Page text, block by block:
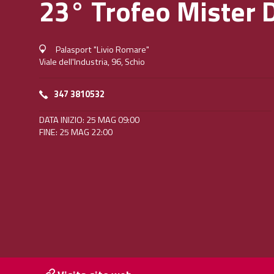
23° Trofeo Mister
Palasport "Livio Romare"
Viale dell'Industria, 96, Schio
347 3810532
DATA INIZIO: 25 MAG 09:00
FINE: 25 MAG 22:00